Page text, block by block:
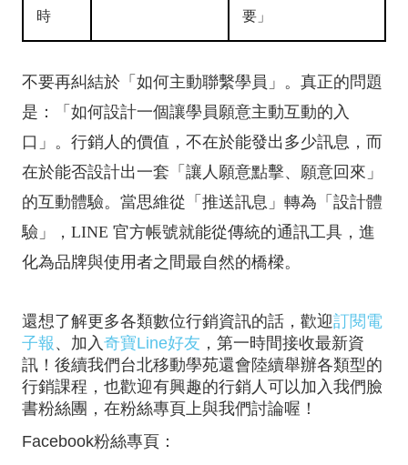
時
要」
不要再糾結於「如何主動聯繫學員」。真正的問題
是：「如何設計一個讓學員願意主動互動的入
口」。行銷人的價值，不在於能發出多少訊息，而
在於能否設計出一套「讓人願意點擊、願意回來」
的互動體驗。當思維從「推送訊息」轉為「設計體
驗」，LINE 官方帳號就能從傳統的通訊工具，進
化為品牌與使用者之間最自然的橋樑。
還想了解更多各類數位行銷資訊的話，歡迎訂閱電
子報 、加入奇寶Line好友 ，第一時間接收最新資
訊！後續我們台北移動學苑還會陸續舉辦各類型的
行銷課程，也歡迎有興趣的行銷人可以加入我們臉
書粉絲團，在粉絲專頁上與我們討論喔！
Facebook粉絲專頁：